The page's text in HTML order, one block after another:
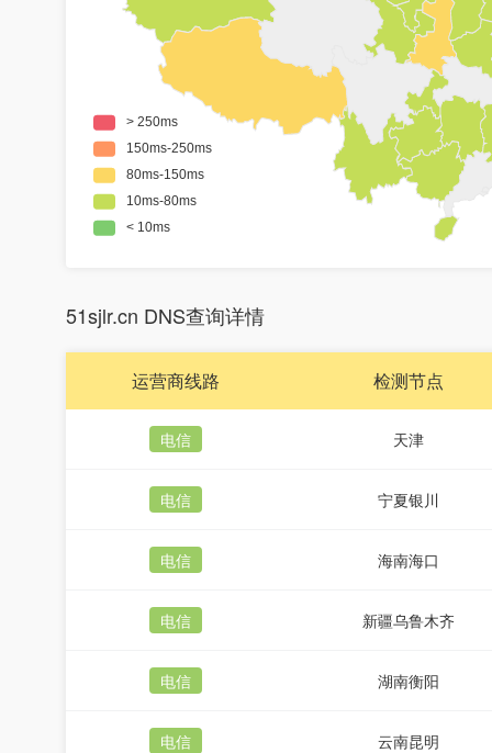
51sjlr.cn DNS查询详情
运营商线路 检测节点
电信 天津
电信 宁夏银川
电信 海南海口
电信 新疆乌鲁木齐
电信 湖南衡阳
电信 云南昆明